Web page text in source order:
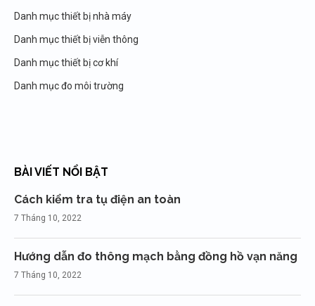
Danh mục thiết bị nhà máy
Danh mục thiết bị viễn thông
Danh mục thiết bị cơ khí
Danh mục đo môi trường
BÀI VIẾT NỔI BẬT
Cách kiểm tra tụ điện an toàn
7 Tháng 10, 2022
Hướng dẫn đo thông mạch bằng đồng hồ vạn năng
7 Tháng 10, 2022